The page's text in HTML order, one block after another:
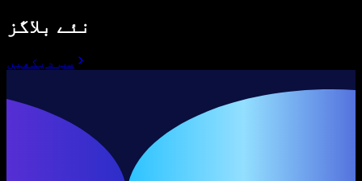
نئے بلاگز
سب دیکھیں